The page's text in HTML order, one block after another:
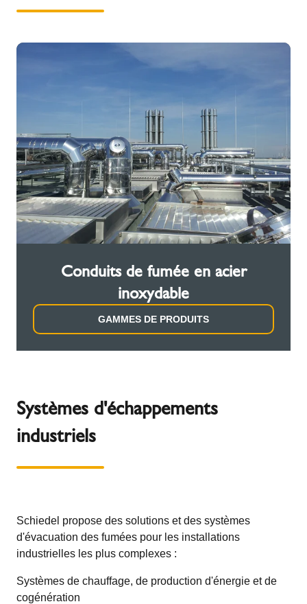
Conduits de fumée en acier
inoxydable
GAMMES DE PRODUITS
Systèmes d'échappements
industriels
Schiedel propose des solutions et des systèmes
d'évacuation des fumées pour les installations
industrielles les plus complexes :
Systèmes de chauffage, de production d'énergie et de
cogénération